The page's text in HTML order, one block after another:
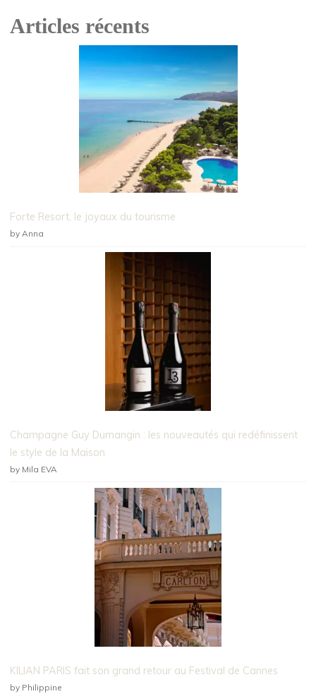
Articles récents
Forte Resort, le joyaux du tourisme
by Anna
Champagne Guy Dumangin : les nouveautés qui redéfinissent
le style de la Maison
by Mila EVA
KILIAN PARIS fait son grand retour au Festival de Cannes
by Philippine